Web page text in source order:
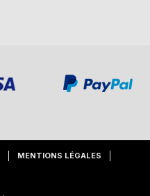
MENTIONS LÉGALES